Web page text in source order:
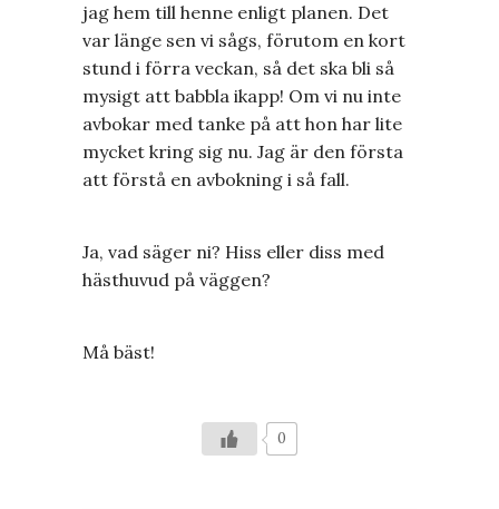
jag hem till henne enligt planen. Det
var länge sen vi sågs, förutom en kort
stund i förra veckan, så det ska bli så
mysigt att babbla ikapp! Om vi nu inte
avbokar med tanke på att hon har lite
mycket kring sig nu. Jag är den första
att förstå en avbokning i så fall.
Ja, vad säger ni? Hiss eller diss med
hästhuvud på väggen?
Må bäst!
0